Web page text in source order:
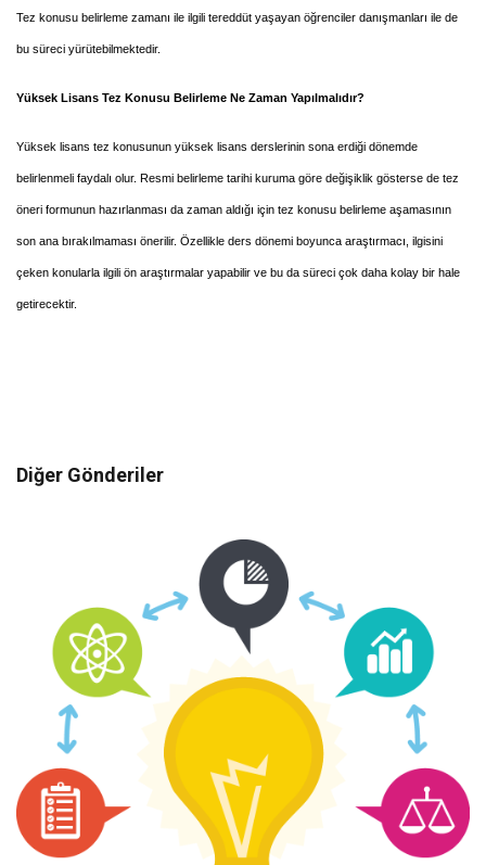
Tez konusu belirleme zamanı ile ilgili tereddüt yaşayan öğrenciler danışmanları ile de
bu süreci yürütebilmektedir.
Yüksek Lisans Tez Konusu Belirleme Ne Zaman Yapılmalıdır?
Yüksek lisans tez konusunun yüksek lisans derslerinin sona erdiği dönemde
belirlenmeli faydalı olur. Resmi belirleme tarihi kuruma göre değişiklik gösterse de tez
öneri formunun hazırlanması da zaman aldığı için tez konusu belirleme aşamasının
son ana bırakılmaması önerilir. Özellikle ders dönemi boyunca araştırmacı, ilgisini
çeken konularla ilgili ön araştırmalar yapabilir ve bu da süreci çok daha kolay bir hale
getirecektir.
Diğer Gönderiler